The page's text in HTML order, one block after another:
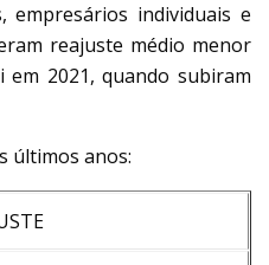
empresários individuais e
reajuste médio menor
2021, quando subiram
últimos anos: